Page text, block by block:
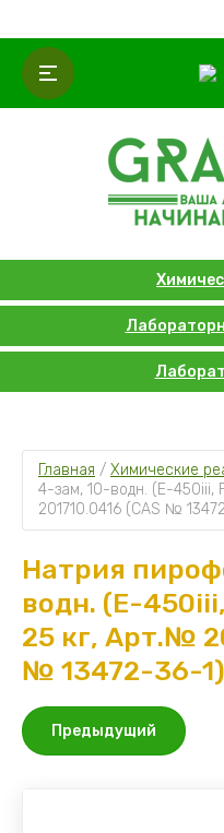
Главная / Химические
4-зам, 10-водн. (E-450iii,
201710.0416 (CAS №
Натрия
водн. (E-
25 кг, Арт.№
№ 13472-36-1)
Предыдущий